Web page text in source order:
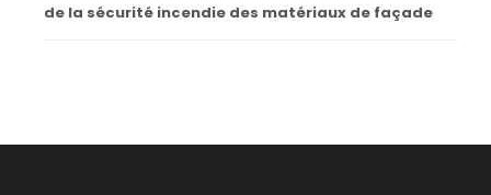
de la sécurité incendie des matériaux de façade